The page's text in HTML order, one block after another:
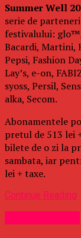
Summer Well
serie de
festivalului:
Bacardi, Martini,
Pepsi, Fashion
Lay’s, e-on,
syoss, Persil,
alka, Secom.
Abonamentele
pretul de 513 lei
bilete de o zi la
sambata, iar
lei + taxe.
Continue Reading